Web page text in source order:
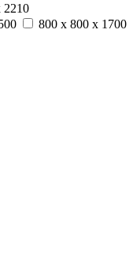
2210
800 х 800 х 1700